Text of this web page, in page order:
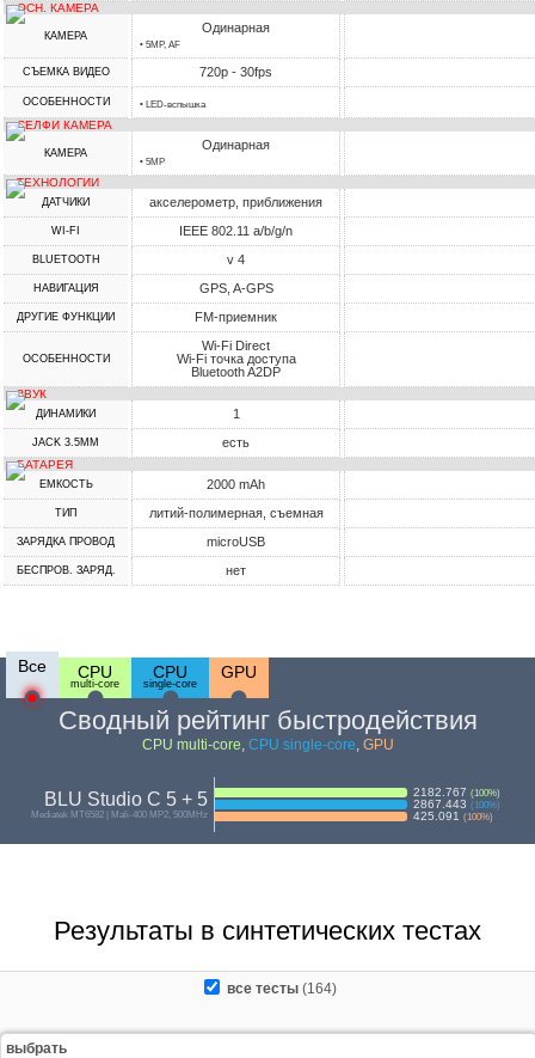
ОСН. КАМЕРА
КАМЕРА
Одинарная
• 5MP, AF
СЪЕМКА ВИДЕО 720p - 30fps
ОСОБЕННОСТИ • LED-вспышка
СЕЛФИ КАМЕРА
КАМЕРА
Одинарная
• 5MP
ТЕХНОЛОГИИ
ДАТЧИКИ акселерометр, приближения
WI-FI IEEE 802.11 a/b/g/n
BLUETOOTH v 4
НАВИГАЦИЯ GPS, A-GPS
ДРУГИЕ ФУНКЦИИ FM-приемник
ОСОБЕННОСТИ
Wi-Fi Direct
Wi-Fi точка доступа
Bluetooth A2DP
ЗВУК
ДИНАМИКИ 1
JACK 3.5MM есть
БАТАРЕЯ
ЕМКОСТЬ 2000 mAh
ТИП литий-полимерная, съемная
ЗАРЯДКА ПРОВОД microUSB
БЕСПРОВ. ЗАРЯД. нет
Все CPU
multi-core
CPU
single-core
GPU
Сводный рейтинг быстродействия
CPU multi-core, CPU single-core, GPU
BLU Studio C 5 + 5
Mediatek MT6582 | Mali-400 MP2, 500MHz
2182.767 (100%)
2867.443 (100%)
425.091 (100%)
Результаты в синтетических тестах
все тесты(164)
выбрать